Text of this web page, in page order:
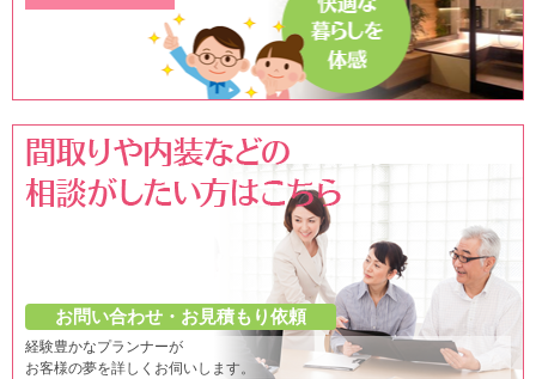
お問い合わせ・お見積もり依頼
経験豊かなプランナーが
お客様の夢を詳しくお伺いします。